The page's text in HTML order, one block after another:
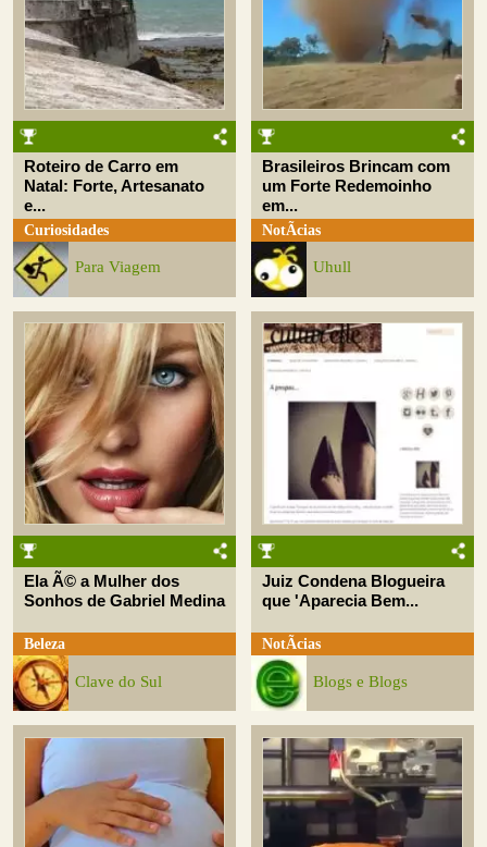
Roteiro de Carro em
Natal: Forte, Artesanato
e...
Curiosidades
Para Viagem
Brasileiros Brincam com
um Forte Redemoinho
em...
NotÃ­cias
Uhull
Ela Ã© a Mulher dos
Sonhos de Gabriel Medina
Beleza
Clave do Sul
Juiz Condena Blogueira
que 'Aparecia Bem...
NotÃ­cias
Blogs e Blogs